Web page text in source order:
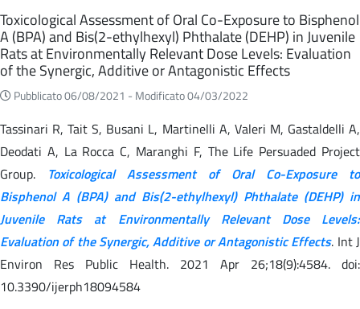
Eventi
Toxicological Assessment of Oral Co-Exposure to Bisphenol
A (BPA) and Bis(2-ethylhexyl) Phthalate (DEHP) in Juvenile
Rats at Environmentally Relevant Dose Levels: Evaluation
of the Synergic, Additive or Antagonistic Effects
Pubblicato 06/08/2021 - Modificato 04/03/2022
Tassinari R, Tait S, Busani L, Martinelli A, Valeri M, Gastaldelli A,
Deodati A, La Rocca C, Maranghi F, The Life Persuaded Project
Group. Toxicological Assessment of Oral Co-Exposure to
Bisphenol A (BPA) and Bis(2-ethylhexyl) Phthalate (DEHP) in
Juvenile Rats at Environmentally Relevant Dose Levels:
Evaluation of the Synergic, Additive or Antagonistic Effects. Int J
Environ Res Public Health. 2021 Apr 26;18(9):4584. doi:
10.3390/ijerph18094584